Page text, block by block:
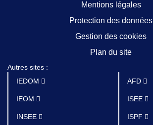
Mentions légales
Protection des données
Gestion des cookies
Plan du site
Autres sites :
IEDOM
IEOM
INSEE
AFD
ISEE
ISPF